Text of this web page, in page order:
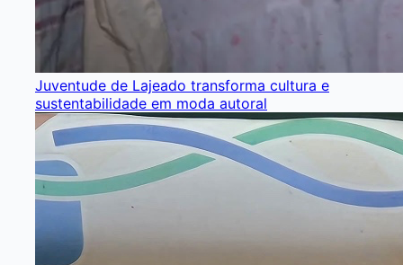
Juventude de Lajeado transforma cultura e
sustentabilidade em moda autoral